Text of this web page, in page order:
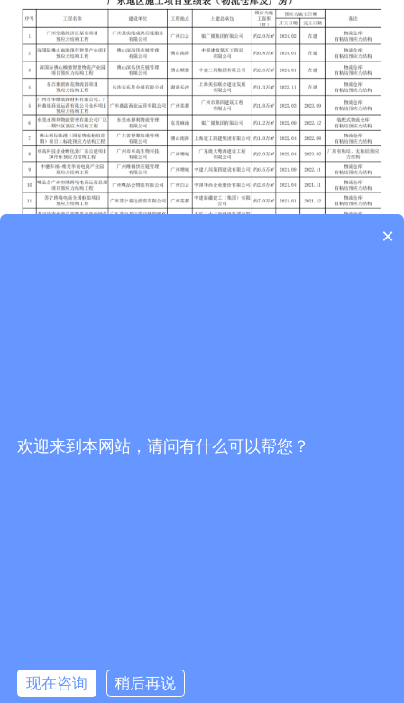
客服电话
4000-883-993 13928605319
×
欢迎来到本网站，请问有什么可以帮您？
现在咨询 稍后再说